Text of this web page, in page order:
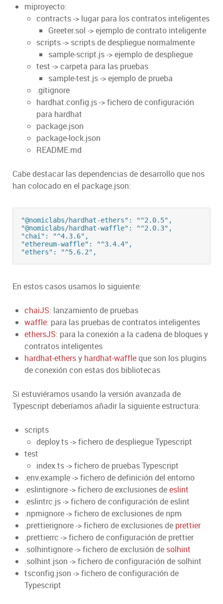
miproyecto:
contracts -> lugar para los contratos inteligentes
Greeter.sol -> ejemplo de contrato inteligente
scripts -> scripts de despliegue normalmente
sample-script.js -> ejemplo de despliegue
test -> carpeta para las pruebas
sample-test.js -> ejemplo de prueba
.gitignore
hardhat.config.js -> fichero de configuración
para hardhat
package.json
package-lock.json
README.md
Cabe destacar las dependencias de desarrollo que nos
han colocado en el package.json:
"@nomiclabs/hardhat-ethers": "^2.0.5",
"@nomiclabs/hardhat-waffle": "^2.0.3",
"chai": "^4.3.6",
"ethereum-waffle": "^3.4.4",
"ethers": "^5.6.2",
En estos casos usamos lo siguiente:
chaiJS: lanzamiento de pruebas
waffle: para las pruebas de contratos inteligentes
ethersJS: para la conexión a la cadena de bloques y
contratos inteligentes
hardhat-ethersy hardhat-waffleque son los plugins
de conexión con estas dos bibliotecas
Si estuviéramos usando la versión avanzada de
Typescript deberíamos añadir la siguiente estructura:
scripts
deploy.ts -> fichero de despliegue Typescript
test
index.ts -> fichero de pruebas Typescript
.env.example -> fichero de definición del entorno
.eslintignore -> fichero de exclusiones deeslint
.eslintrc.js -> fichero de configuración de eslint
.npmignore -> fichero de exclusiones de npm
.prettierignore -> fichero de exclusiones de prettier
.prettierrc -> fichero de configuración de prettier
.solhintignore -> fichero de exclusión de solhint
.solhint.json -> fichero de configuración de solhint
tsconfig.json -> fichero de configuración de
Typescript